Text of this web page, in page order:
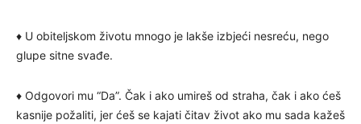
♦ U obiteljskom životu mnogo je lakše izbjeći nesreću, nego
glupe sitne svađe.
♦ Odgovori mu “Da”. Čak i ako umireš od straha, čak i ako ćeš
kasnije požaliti, jer ćeš se kajati čitav život ako mu sada kažeš